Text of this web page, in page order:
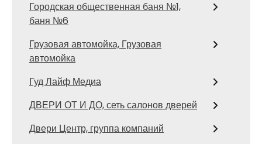
Городская общественная баня №1,
баня №6
Грузовая автомойка, Грузовая
автомойка
Гуд Лайф Медиа
ДВЕРИ ОТ И ДО, сеть салонов дверей
Двери Центр, группа компаний